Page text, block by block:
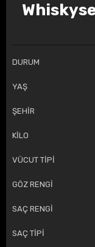
DURUM
YAŞ
ŞEHİR
KİLO
VÜCUT TİPİ
GÖZ RENGİ
SAÇ RENGİ
SAÇ TİPİ